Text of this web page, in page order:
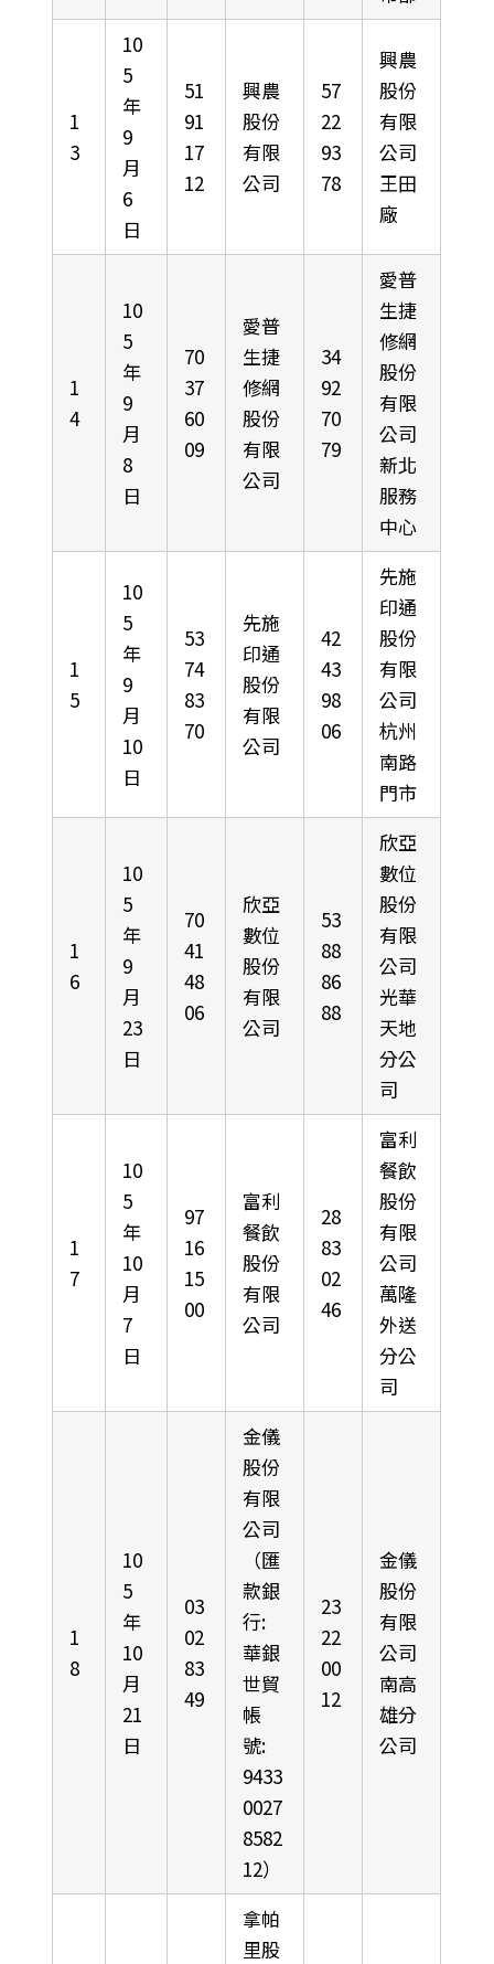
1
3
10
5
年
9
月
6
日
51
91
17
12
興農
股份
有限
公司
57
22
93
78
興農
股份
有限
公司
王田
廠
1
4
10
5
年
9
月
8
日
70
37
60
09
愛普
生捷
修網
股份
有限
公司
34
92
70
79
愛普
生捷
修網
股份
有限
公司
新北
服務
中心
1
5
10
5
年
9
月
10
日
53
74
83
70
先施
印通
股份
有限
公司
42
43
98
06
先施
印通
股份
有限
公司
杭州
南路
門市
1
6
10
5
年
9
月
23
日
70
41
48
06
欣亞
數位
股份
有限
公司
53
88
86
88
欣亞
數位
股份
有限
公司
光華
天地
分公
司
1
7
10
5
年
10
月
7
日
97
16
15
00
富利
餐飲
股份
有限
公司
28
83
02
46
富利
餐飲
股份
有限
公司
萬隆
外送
分公
司
1
8
10
5
年
10
月
21
日
03
02
83
49
金儀
股份
有限
公司
（匯
款銀
行:
華銀
世貿
帳
號:
9433
0027
8582
12）
23
22
00
12
金儀
股份
有限
公司
南高
雄分
公司
拿帕
里股